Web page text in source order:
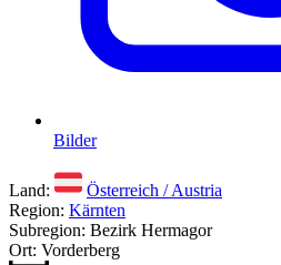
Bilder
Land:
Österreich / Austria
Region: Kärnten
Subregion: Bezirk Hermagor
Ort: Vorderberg